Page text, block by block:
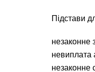
Підстави
незаконне
невиплата
незаконне